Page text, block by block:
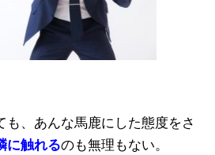
も、あんな馬鹿にした態度をさ
に触れるのも無理もない。